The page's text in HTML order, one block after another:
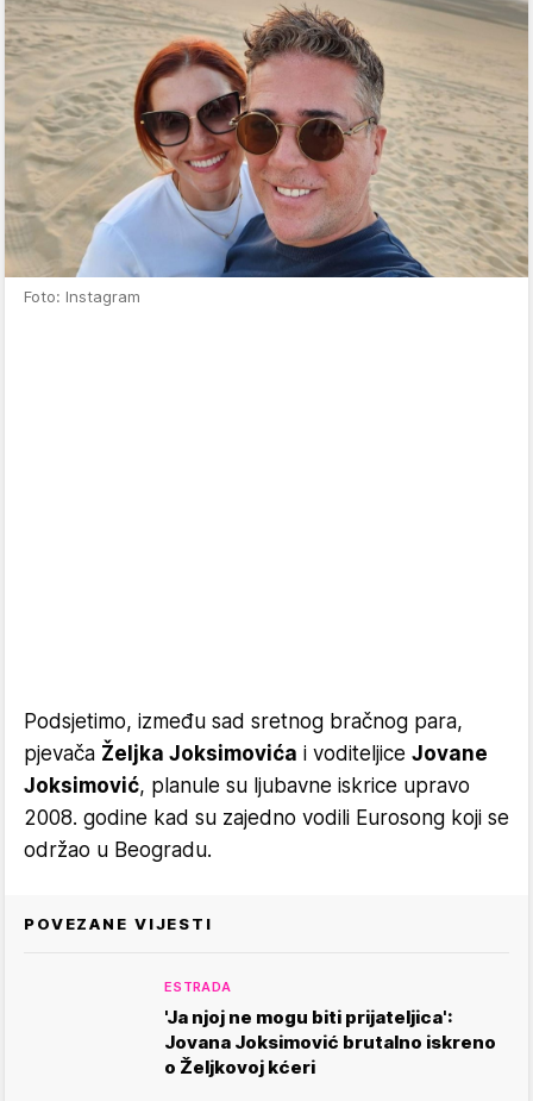
Foto: Instagram
Podsjetimo, između sad sretnog bračnog para,
pjevača Željka Joksimovića i voditeljice Jovane
Joksimović, planule su ljubavne iskrice upravo
2008. godine kad su zajedno vodili Eurosong koji se
održao u Beogradu.
POVEZANE VIJESTI
ESTRADA
'Ja njoj ne mogu biti prijateljica':
Jovana Joksimović brutalno iskreno
o Željkovoj kćeri